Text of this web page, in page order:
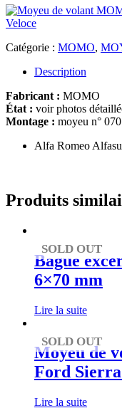
Catégorie : MOMO,
Description
Fabricant : MOMO
État : voir photos
Montage : moyeu n° 070
Alfa Romeo
Produits
SOLD OUT
Bague
6×70 mm
Lire la suite
SOLD OUT
Moyeu de
Ford
Lire la suite